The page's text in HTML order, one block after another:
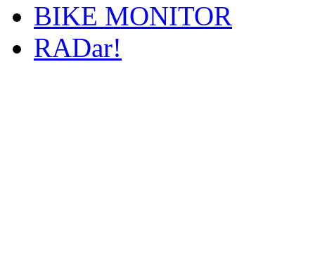
BIKE MONITOR
RADar!